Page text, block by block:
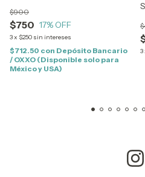
$750
$900
17% OFF
3x $250 sin intereses
$712.50 con Depósito Bancario
/ OXXO (Disponible solo para
México y USA)
3